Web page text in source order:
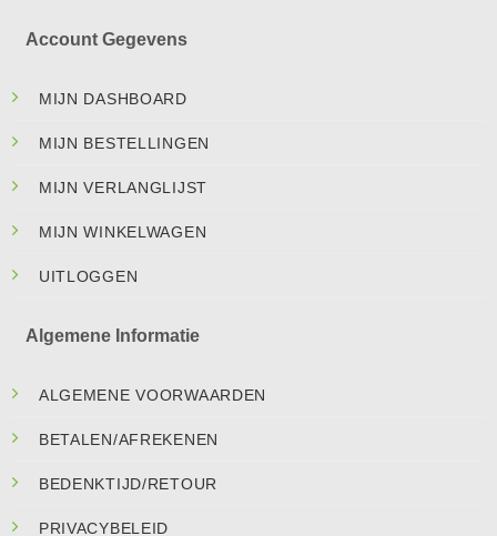
Account Gegevens
MIJN DASHBOARD
MIJN BESTELLINGEN
MIJN VERLANGLIJST
MIJN WINKELWAGEN
UITLOGGEN
Algemene Informatie
ALGEMENE VOORWAARDEN
BETALEN/AFREKENEN
BEDENKTIJD/RETOUR
PRIVACYBELEID